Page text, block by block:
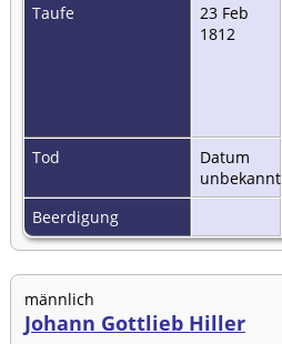
Taufe
23 Feb
1812
Tod
Datum
unbekannt
Beerdigung
männlich
Johann Gottlieb Hiller